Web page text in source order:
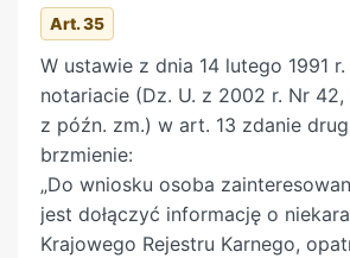
Art. 35
W ustawie z dnia 14 lutego 1991
notariacie (Dz. U. z 2002 r. Nr
z późn. zm.) w art. 13 zdanie
brzmienie:
„Do wniosku osoba
jest dołączyć informację o
Krajowego Rejestru Karnego,